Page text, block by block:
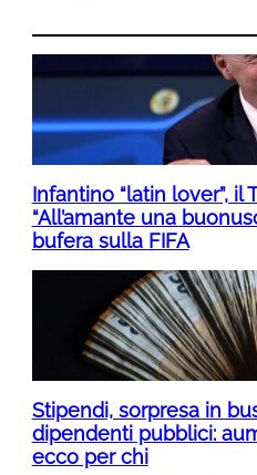
Infantino “latin lover”, il
“All’amante una
bufera sulla FIFA
Stipendi, sorpresa in
dipendenti pubblici:
ecco per chi